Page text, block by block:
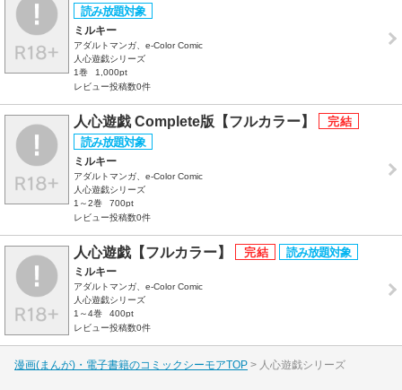
ミルキー
アダルトマンガ、e-Color Comic
人心遊戯シリーズ
1巻
1,000pt
レビュー投稿数0件
人心遊戯 Complete版【フルカラー】
ミルキー
アダルトマンガ、e-Color Comic
人心遊戯シリーズ
1～2巻
700pt
レビュー投稿数0件
人心遊戯【フルカラー】
ミルキー
アダルトマンガ、e-Color Comic
人心遊戯シリーズ
1～4巻
400pt
レビュー投稿数0件
漫画(まんが)・電子書籍のコミックシーモアTOP 人心遊戯シリーズ